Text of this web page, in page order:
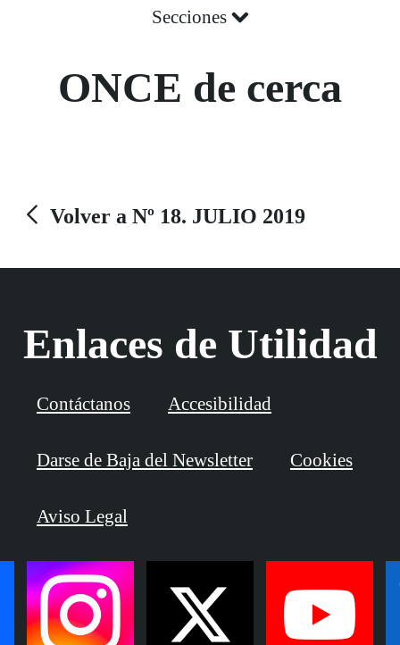
Secciones
ONCE de cerca
Volver a Nº 18. JULIO 2019
Enlaces de Utilidad
Contáctanos Accesibilidad
Darse de Baja del Newsletter Cookies
Aviso Legal